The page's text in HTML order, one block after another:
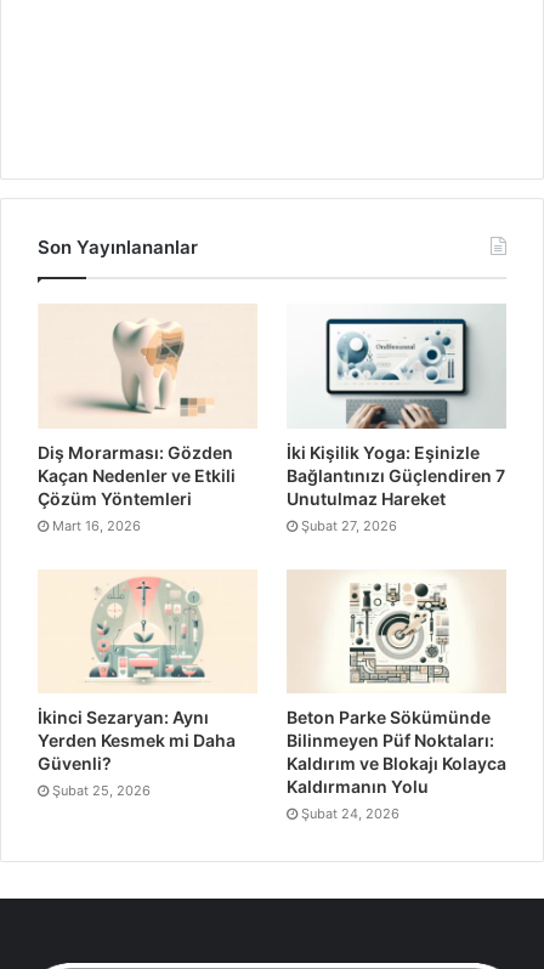
Son Yayınlananlar
Diş Morarması: Gözden
Kaçan Nedenler ve Etkili
Çözüm Yöntemleri
Mart 16, 2026
İki Kişilik Yoga: Eşinizle
Bağlantınızı Güçlendiren 7
Unutulmaz Hareket
Şubat 27, 2026
İkinci Sezaryan: Aynı
Yerden Kesmek mi Daha
Güvenli?
Şubat 25, 2026
Beton Parke Sökümünde
Bilinmeyen Püf Noktaları:
Kaldırım ve Blokajı Kolayca
Kaldırmanın Yolu
Şubat 24, 2026